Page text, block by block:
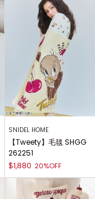
SNIDEL HOME
【Tweety】毛毯 SHGG
262251
$1,880 20%OFF